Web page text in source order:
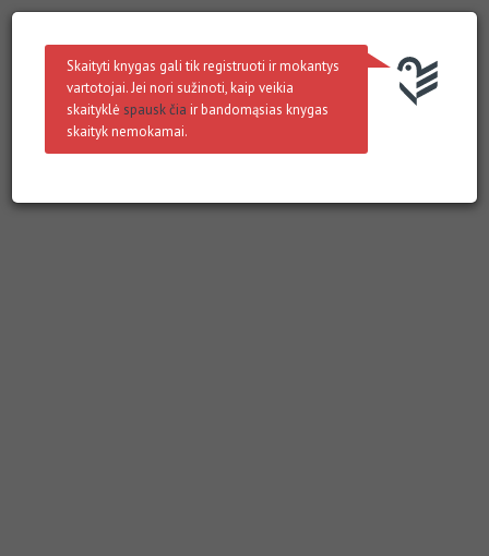
Skaityti knygas gali tik registruoti ir mokantys
vartotojai. Jei nori sužinoti, kaip veikia
skaityklė spausk čia ir bandomąsias knygas
skaityk nemokamai.